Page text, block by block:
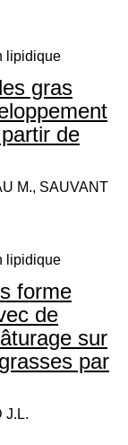
lipidique
gras
de
M., SAUVANT
lipidique
forme
de
sur
par
J.L.